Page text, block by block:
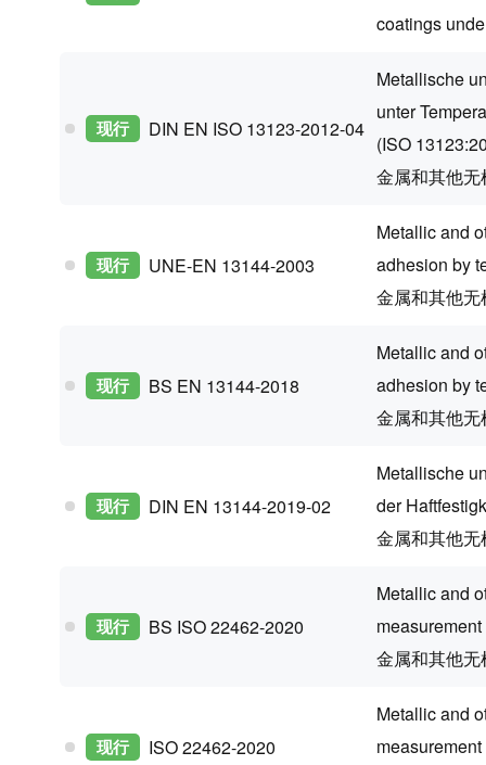
coatings
现行 DIN EN ISO 13123-2012-04
Metallische
unter
(ISO
金属和其他
现行 UNE-EN 13144-2003
Metallic and
adhesion by
金属和其他
现行 BS EN 13144-2018
Metallic and
adhesion by
金属和其他
现行 DIN EN 13144-2019-02
Metallische
der
金属和其他
现行 BS ISO 22462-2020
Metallic and
金属和其他
现行 ISO 22462-2020
Metallic and